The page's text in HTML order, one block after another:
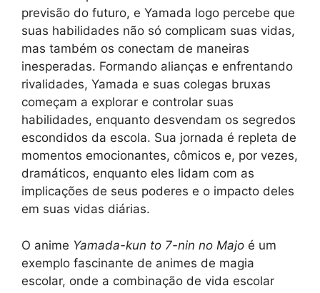
previsão do futuro, e Yamada logo percebe que
suas habilidades não só complicam suas vidas,
mas também os conectam de maneiras
inesperadas. Formando alianças e enfrentando
rivalidades, Yamada e suas colegas bruxas
começam a explorar e controlar suas
habilidades, enquanto desvendam os segredos
escondidos da escola. Sua jornada é repleta de
momentos emocionantes, cômicos e, por vezes,
dramáticos, enquanto eles lidam com as
implicações de seus poderes e o impacto deles
em suas vidas diárias.
O anime Yamada-kun to 7-nin no Majo é um
exemplo fascinante de animes de magia
escolar, onde a combinação de vida escolar